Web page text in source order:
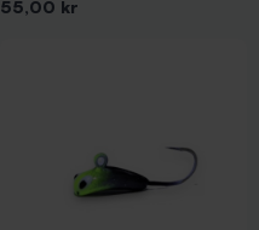
Pris
55,00 kr